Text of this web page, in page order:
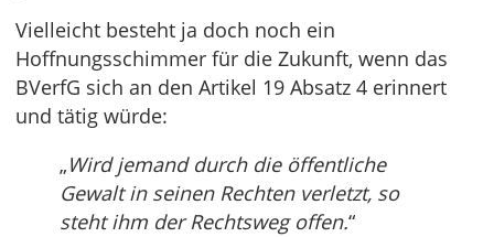
Vielleicht besteht ja doch noch ein
Hoffnungsschimmer für die Zukunft, wenn das
BVerfG sich an den Artikel 19 Absatz 4 erinnert
und tätig würde:
„Wird jemand durch die öffentliche
Gewalt in seinen Rechten verletzt, so
steht ihm der Rechtsweg offen.“